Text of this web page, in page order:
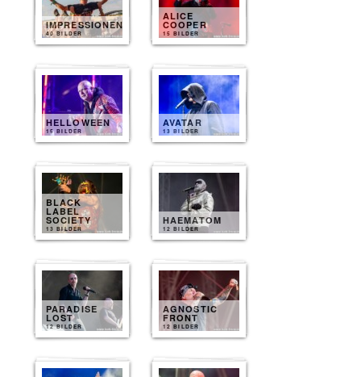
IMPRESSIONEN
40 BILDER
ALICE
COOPER
15 BILDER
HELLOWEEN
15 BILDER
AVATAR
13 BILDER
BLACK
LABEL
SOCIETY
13 BILDER
HAEMATOM
12 BILDER
PARADISE
LOST
12 BILDER
AGNOSTIC
FRONT
12 BILDER